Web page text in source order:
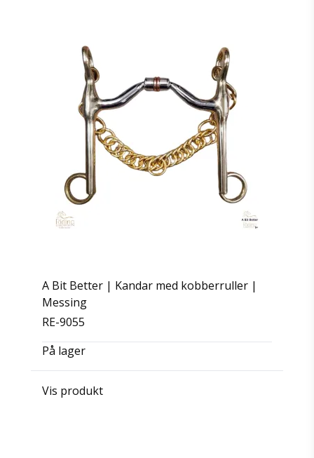
A Bit Better | Kandar med kobberruller |
Messing
RE-9055
På lager
Vis produkt